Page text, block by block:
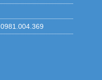
0981.004.369